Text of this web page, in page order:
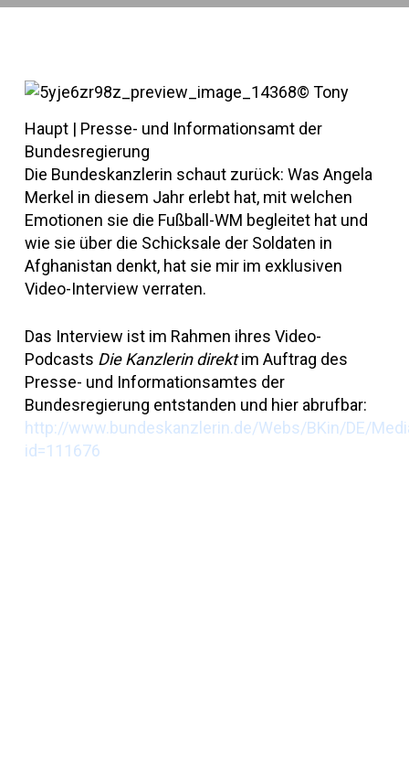
© Tony
Haupt | Presse- und Informationsamt der
Bundesregierung
Die Bundeskanzlerin schaut zurück: Was Angela
Merkel in diesem Jahr erlebt hat, mit welchen
Emotionen sie die Fußball-WM begleitet hat und
wie sie über die Schicksale der Soldaten in
Afghanistan denkt, hat sie mir im exklusiven
Video-Interview verraten.
Das Interview ist im Rahmen ihres Video-
Podcasts Die Kanzlerin direktim Auftrag des
Presse- und Informationsamtes der
Bundesregierung entstanden und hier abrufbar:
http://www.bundeskanzlerin.de/Webs/BKin/DE/
id=111676